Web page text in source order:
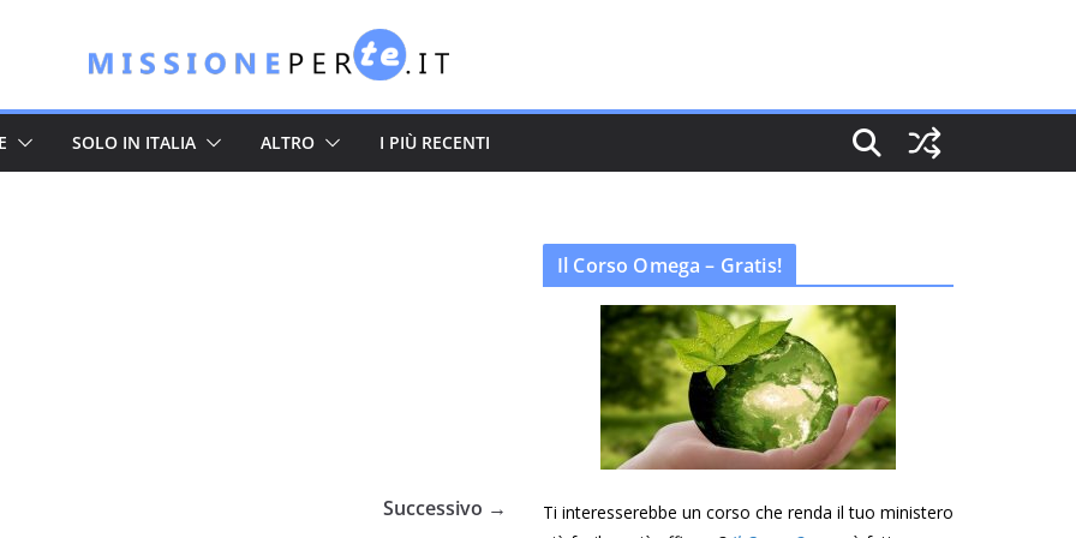
SOLO IN ITALIA ALTRO I PIÙ RECENTI
Successivo →
Il Corso Omega – Gratis!
Ti interesserebbe un corso che renda il tuo ministero